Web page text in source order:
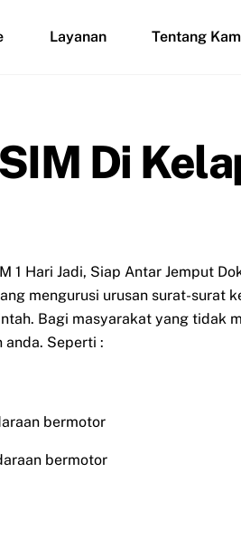
Layanan Tentang
Di
1 Hari Jadi, Siap Antar Jemput
mengurusi urusan surat-
Bagi masyarakat yang
anda. Seperti :
bermotor
bermotor